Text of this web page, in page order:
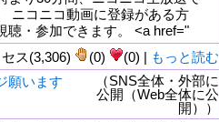
ニコニコ動画に登録がある方
聴・参加できます。 <a href="
ス(3,306) (0) (0) | もっと読む
願います
（SNS全体・外部に
公開（Web全体に公
開））